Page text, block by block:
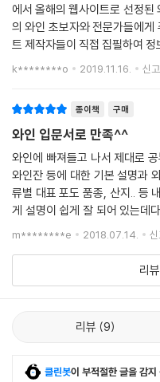
소테른
쉐리
빈 산토
세계의 와인 생산 지역
호주
오스트리아
칠레
프랑스
보르도
부르고뉴
론 밸리
남아프리카
에서 올해의 웹사이트로 선정
의 와인 초보자와 전문가들에게
트 제작자들이 직접 집필하여
그래픽으로 와인의 정보를 비
k********o 2019.11.16. 신고
종이책 구매
와인 입문서로 만족^^
와인에 빠져들고 나서 제대로
와인잔 등에 대한 기본 설명과
류별 대표 포도 품종, 산지.. 등
게 설명이 쉽게 잘 되어 있는데
구요~ 입문서로 만족스럽습니
m********e 2018.07.14. 신
리
리뷰 9
클린봇이 부적절한 글을 감지